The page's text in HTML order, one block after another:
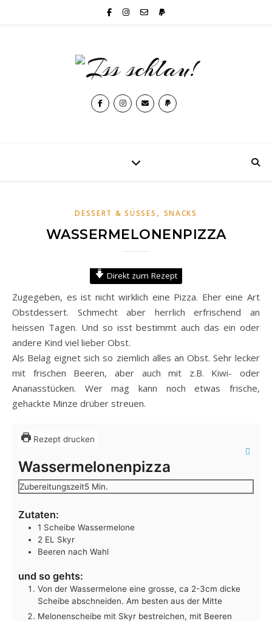
DESSERT & SÜSSES , SNACKS
WASSERMELONENPIZZA
Direkt zum Rezept
Zugegeben, es ist nicht wirklich eine Pizza. Eher eine Art
Obstdessert. Schmecht aber herrlich erfrischend an
heissen Tagen. Und so isst bestimmt auch das ein oder
andere Kind viel lieber Obst.
Als Belag eignet sich so ziemlich alles an Obst. Sehr lecker
mit frischen Beeren, aber auch mit z.B. Kiwi- oder
Ananasstücken. Wer mag kann noch etwas frische,
gehackte Minze drüber streuen.
Rezept drucken
Wassermelonenpizza
Zubereitungszeit5Minuten
Min.
Zutaten:
1 Scheibe Wassermelone
2 EL Skyr
Beeren nach Wahl
und so gehts:
Von der Wassermelone eine grosse, ca 2-3cm dicke
Scheibe abschneiden. Am besten aus der Mitte
Melonenscheibe mit Skyr bestreichen, mit Beeren